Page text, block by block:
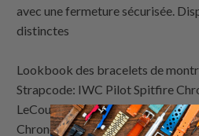
avec une fermeture sécurisée.
distinctes
Lookbook des bracelets de
Strapcode: IWC Pilot Spitfire
LeCoultre Master Compressor
Chronograph Q1768470